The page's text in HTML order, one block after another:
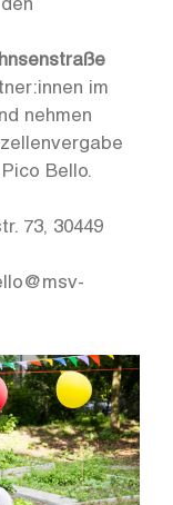
im
nehmen
Bello.
73, 30449